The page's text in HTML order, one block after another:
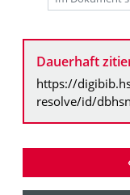
Dauerhaft
https://
resolve/id/